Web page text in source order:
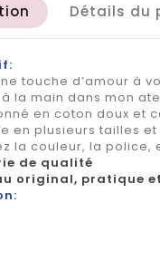
Détails du
touche d’amour à
la main dans mon
en coton doux et
en plusieurs tailles
la couleur, la police,
de qualité
original, pratique